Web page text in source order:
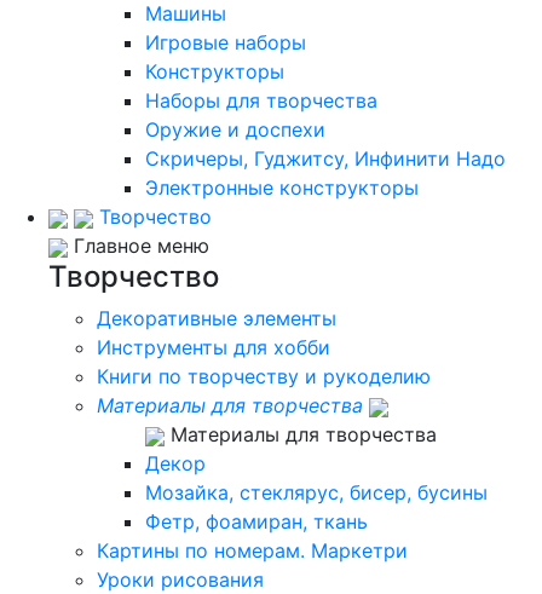
Машины
Игровые наборы
Конструкторы
Наборы для творчества
Оружие и доспехи
Скричеры, Гуджитсу, Инфинити Надо
Электронные конструкторы
Творчество
Главное меню
Творчество
Декоративные элементы
Инструменты для хобби
Книги по творчеству и рукоделию
Материалы для творчества
Материалы для творчества
Декор
Мозайка, стеклярус, бисер, бусины
Фетр, фоамиран, ткань
Картины по номерам. Маркетри
Уроки рисования